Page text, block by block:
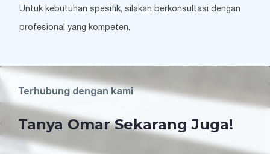
Untuk kebutuhan spesifik, silakan berkonsultasi dengan
profesional yang kompeten.
Terhubung dengan kami
Tanya Omar Sekarang Juga!